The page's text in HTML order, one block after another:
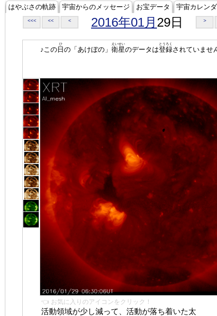
はやぶさの軌跡 宇宙からのメッセージ お宝データ 宇宙カレン
<<< << < 2016年01月 29日 >
♪この日
ひ
の「あけぼの」 衛星
えいせい
のデータは登録
とうろく
されていませ
👈 お気に入りのアイコンをクリック！
活動領域が少し減って、活動が落ち着いた太